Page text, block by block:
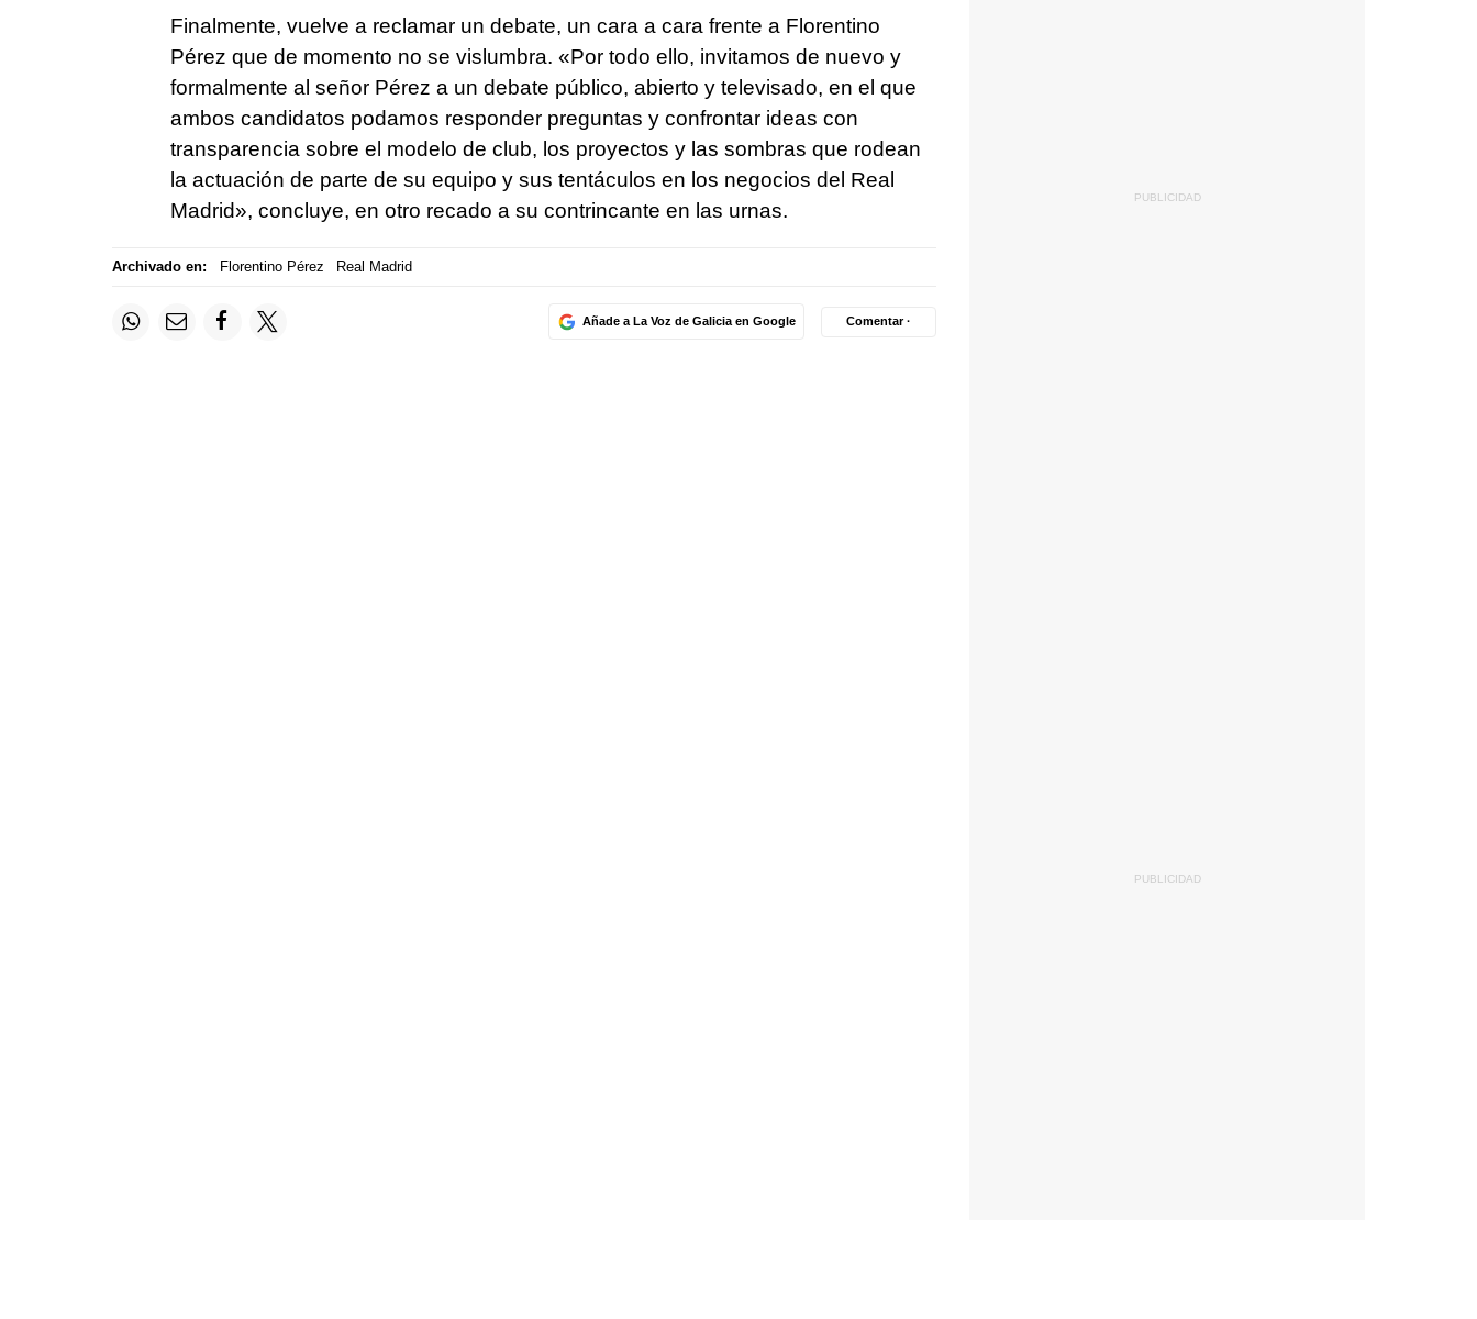
Finalmente, vuelve a reclamar un debate, un cara a cara frente a Florentino
Pérez que de momento no se vislumbra. «Por todo ello, invitamos de nuevo y
formalmente al señor Pérez a un debate público, abierto y televisado, en el que
ambos candidatos podamos responder preguntas y confrontar ideas con
transparencia sobre el modelo de club, los proyectos y las sombras que rodean
la actuación de parte de su equipo y sus tentáculos en los negocios del Real
Madrid», concluye, en otro recado a su contrincante en las urnas.
Archivado en: Florentino Pérez Real Madrid
Añade a La Voz de Galicia en Google Comentar ·